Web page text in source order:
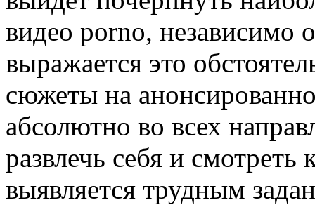
видео porno, независимо
выражается это
сюжеты на
абсолютно во всех
развлечь себя и смотреть
выявляется трудным